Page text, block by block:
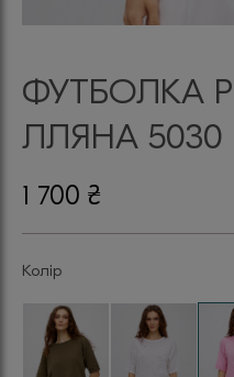
ФУТБОЛКА
ЛЛЯНА 5030
1 700 ₴
Колір